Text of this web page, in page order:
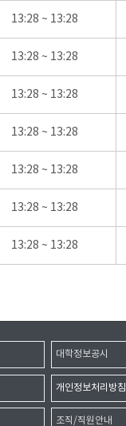
13:28 ~ 13:28
13:28 ~ 13:28
13:28 ~ 13:28
13:28 ~ 13:28
13:28 ~ 13:28
13:28 ~ 13:28
13:28 ~ 13:28
대학정보공시
개인정보처리방침
조직/직원안내